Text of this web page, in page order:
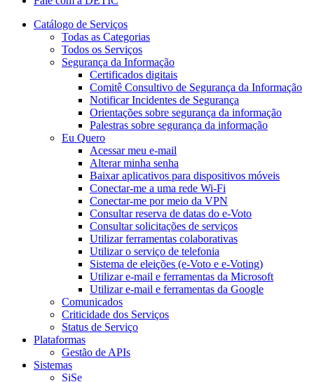
Catálogo de Serviços
Todas as Categorias
Todos os Serviços
Segurança da Informação
Certificados digitais
Comitê Consultivo de Segurança da Informação
Notificar Incidentes de Segurança
Orientações sobre segurança da informação
Palestras sobre segurança da informação
Eu Quero
Acessar meu e-mail
Alterar minha senha
Baixar aplicativos para dispositivos móveis
Conectar-me a uma rede Wi-Fi
Conectar-me por meio da VPN
Consultar reserva de datas do e-Voto
Consultar solicitações de serviços
Utilizar ferramentas colaborativas
Utilizar o serviço de telefonia
Sistema de eleições (e-Voto e e-Voting)
Utilizar e-mail e ferramentas da Microsoft
Utilizar e-mail e ferramentas da Google
Comunicados
Criticidade dos Serviços
Status de Serviço
Plataformas
Gestão de APIs
Sistemas
SiSe